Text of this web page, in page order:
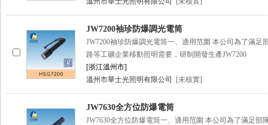
JW7200袖珍防爆調光電筒
JW7200袖珍防爆調光電筒一、適用范圍 本公司為了滿足部隊
路等工礦企業移動照明需要，研制開發生產JW7200
[浙江溫州市]
溫州市華士光照明有限公司
[未核實]
JW7630全方位防爆電筒
JW7630全方位防爆電筒一、適用范圍 本公司為了滿足部